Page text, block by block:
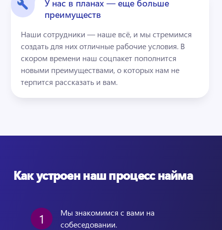
У нас в планах — еще больше
преимуществ
Наши сотрудники — наше всё, и мы стремимся
создать для них отличные рабочие условия. В
скором времени наш соцпакет пополнится
новыми преимуществами, о которых нам не
терпится рассказать и вам.
Как устроен наш процесс найма
1
Мы знакомимся с вами на
собеседовании.